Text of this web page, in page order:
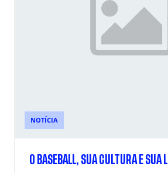
NOTÍCIA
O BASEBALL, SUA CULTURA E SUA